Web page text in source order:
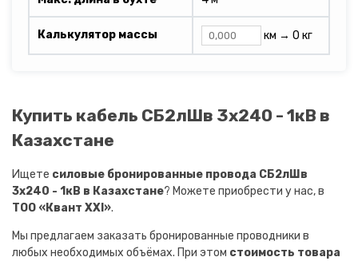
Калькулятор массы км → 0 кг
Купить кабель СБ2лШв 3х240 - 1кВ в
Казахстане
Ищете силовые бронированные провода СБ2лШв
3х240 - 1кВ в Казахстане? Можете приобрести у нас, в
ТОО «Квант XXI».
Мы предлагаем заказать бронированные проводники в
любых необходимых объёмах. При этом стоимость товара